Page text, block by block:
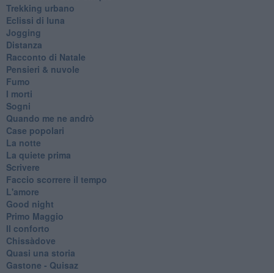
Trekking urbano
Eclissi di luna
Jogging
Distanza
Racconto di Natale
Pensieri & nuvole
Fumo
I morti
Sogni
Quando me ne andrò
Case popolari
La notte
La quiete prima
Scrivere
Faccio scorrere il tempo
L'amore
Good night
Primo Maggio
Il conforto
Chissàdove
Quasi una storia
Gastone - Quisaz